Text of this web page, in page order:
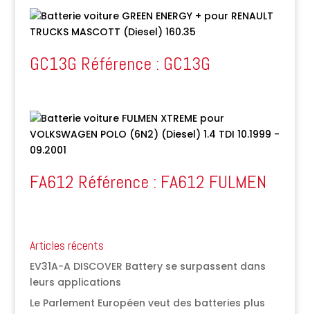
GC13G Référence : GC13G
FA612 Référence : FA612 FULMEN
Articles récents
EV31A-A DISCOVER Battery se surpassent dans
leurs applications
Le Parlement Européen veut des batteries plus